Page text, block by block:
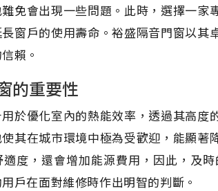
免會出現一些問題。此時，選擇一
窗戶的使用壽命。裕盛隔音門窗以
賴。
的重要性
於優化室內的熱能效率，透過其高
其在城市環境中極為受歡迎，能顯
度，還會增加能源費用，因此，及
戶在面對維修時作出明智的判斷。